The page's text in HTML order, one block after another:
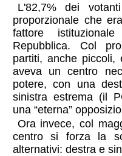
L'82,7% dei
proporzionale che
fattore
Repubblica. Col
partiti, anche piccoli,
aveva un centro
potere, con una
sinistra estrema (il
una “eterna”
Ora invece, col
centro si forza la
alternativi: destra e